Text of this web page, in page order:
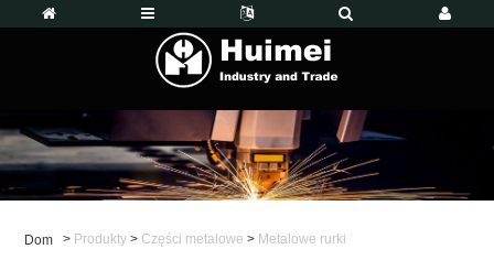
Dom > Produkty > Części metalowe > Metalowe rurki